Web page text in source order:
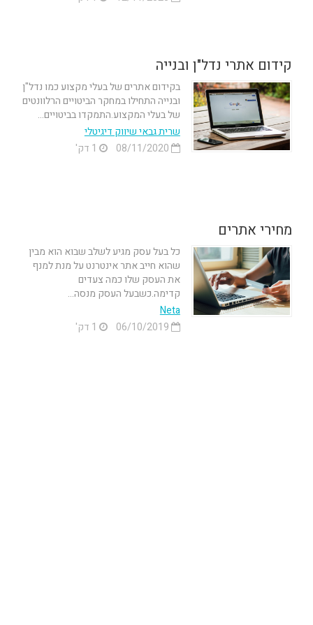
קידום אתרי נדל"ן ובנייה
בקידום אתרים של בעלי מקצוע כמו נדל"ן
ובנייה התחילו במחקר הביטויים הרלוונטים
של בעלי המקצוע.התמקדו בביטויים...
שרית גבאי שיווק דיגיטלי
מחירי אתרים
כל בעל עסק מגיע לשלב שבוא הוא מבין
שהוא חייב אתר אינטרנט על מנת למנף
את העסק שלו כמה צעדים
קדימה.כשבעל העסק מנסה...
Neta